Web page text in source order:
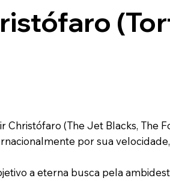
Christófaro (The Jet Blacks, The
por sua
a eterna busca pela